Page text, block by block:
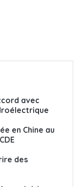
avec
en Chine au
des